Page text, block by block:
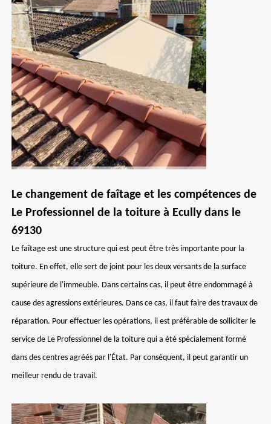
Le changement de faîtage et les compétences de
Le Professionnel de la toiture à Ecully dans le
69130
Le faîtage est une structure qui est peut être très importante pour la
toiture. En effet, elle sert de joint pour les deux versants de la surface
supérieure de l'immeuble. Dans certains cas, il peut être endommagé à
cause des agressions extérieures. Dans ce cas, il faut faire des travaux de
réparation. Pour effectuer les opérations, il est préférable de solliciter le
service de Le Professionnel de la toiture qui a été spécialement formé
dans des centres agréés par l'État. Par conséquent, il peut garantir un
meilleur rendu de travail.